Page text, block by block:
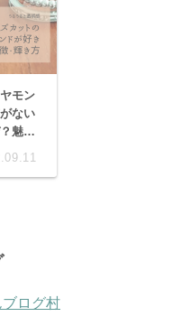
モン
ない
魅力
ログ村